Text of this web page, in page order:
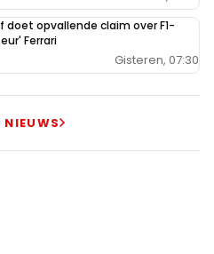
doet opvallende claim over F1-
Ferrari
Gisteren, 07:30
NIEUWS